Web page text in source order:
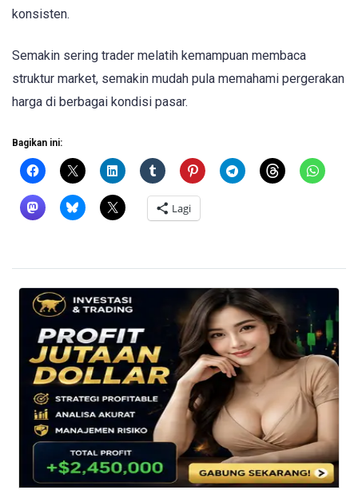
konsisten.
Semakin sering trader melatih kemampuan membaca
struktur market, semakin mudah pula memahami pergerakan
harga di berbagai kondisi pasar.
Bagikan ini:
Lagi